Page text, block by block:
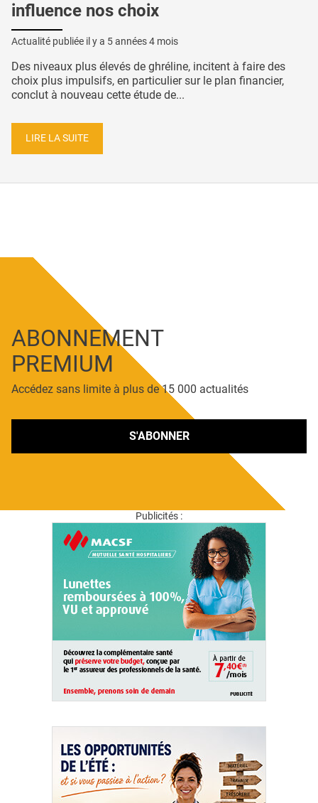
influence nos choix
Actualité publiée il y a 5 années 4 mois
Des niveaux plus élevés de ghréline, incitent à faire des
choix plus impulsifs, en particulier sur le plan financier,
conclut à nouveau cette étude de...
LIRE LA SUITE
ABONNEMENT
PREMIUM
Accédez sans limite à plus de 15 000 actualités
S'ABONNER
Publicités :